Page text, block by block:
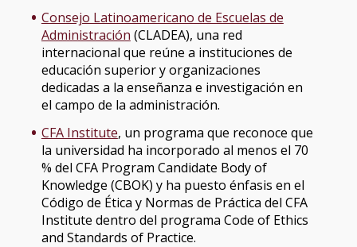
Consejo Latinoamericano de Escuelas de
Administración (CLADEA), una red
internacional que reúne a instituciones de
educación superior y organizaciones
dedicadas a la enseñanza e investigación en
el campo de la administración.
CFA Institute, un programa que reconoce que
la universidad ha incorporado al menos el 70
% del CFA Program Candidate Body of
Knowledge (CBOK) y ha puesto énfasis en el
Código de Ética y Normas de Práctica del CFA
Institute dentro del programa Code of Ethics
and Standards of Practice.